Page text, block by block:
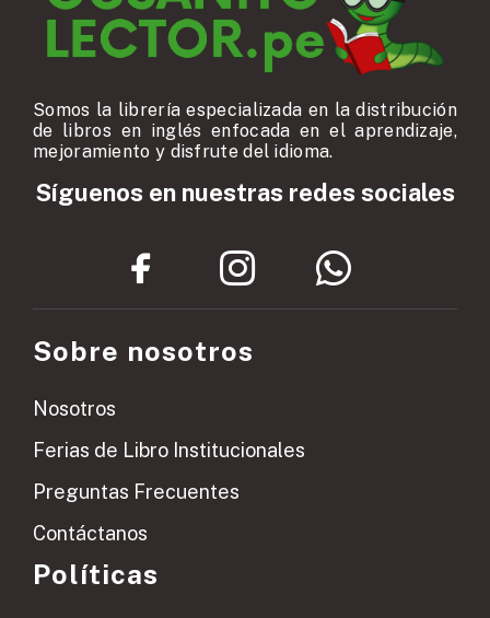
Somos la librería especializada en la distribución
de libros en inglés enfocada en el aprendizaje,
mejoramiento y disfrute del idioma.
Síguenos en nuestras redes sociales
Sobre nosotros
Nosotros
Ferias de Libro Institucionales
Preguntas Frecuentes
Contáctanos
Políticas